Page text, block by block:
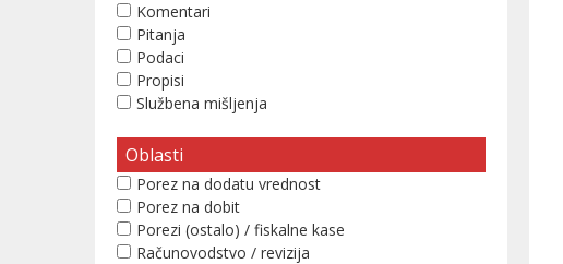
Komentari
Pitanja
Podaci
Propisi
Službena mišljenja
Oblasti
Porez na dodatu vrednost
Porez na dobit
Porezi (ostalo) / fiskalne kase
Računovodstvo / revizija